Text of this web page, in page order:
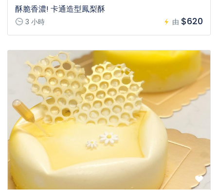
酥脆香濃! 卡通造型鳳梨酥
3 小時 由 $620